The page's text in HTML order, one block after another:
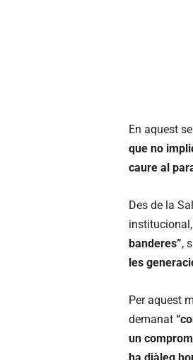
En aquest
que no
caure al
Des de la
banderes”,
les
Per aquest
demanat
un